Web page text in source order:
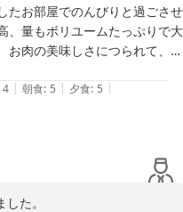
たお部屋でのんびりと過ごさせ
、量もボリユームたっぷりで大
お肉の美味しさにつられて、追
、愛犬共々リフレッシュさせ
いました。
4 | 朝食: 5 | 夕食: 5 |
た。